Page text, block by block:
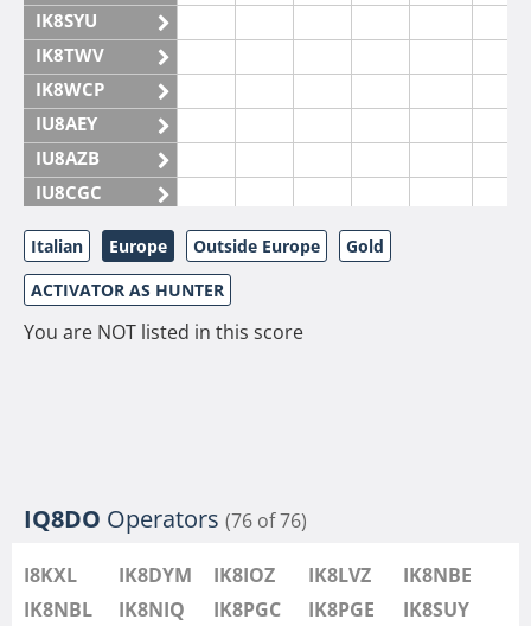
IK8SYU
IK8TWV
IK8WCP
IU8AEY
IU8AZB
IU8CGC
IU8CKI
IU8DAM
IU8DAR
IU8DBE
IU8LLQ
IU8LMB
IU8LMC
Italian Europe Outside Europe
Gold
ACTIVATOR AS HUNTER
You are NOT listed in this score
IQ8DO Operators (76 of 76)
I8KXL IK8DYM IK8IOZ IK8LVZ
IK8NBE
IK8NBL
IK8NIQ IK8PGC IK8PGE
IK8SUY